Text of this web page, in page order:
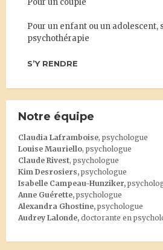
Pour un enfant ou un adolescent,
psychothérapie
S’Y RENDRE
Notre équipe
Claudia Laframboise, psychologue
Louise Mauriello, psychologue
Claude Rivest, psychologue
Kim Desrosiers, psychologue
Isabelle Campeau-Hunziker,
Anne Guérette, psychologue
Alexandra Ghostine, psychologue
Audrey Lalonde, doctorante en